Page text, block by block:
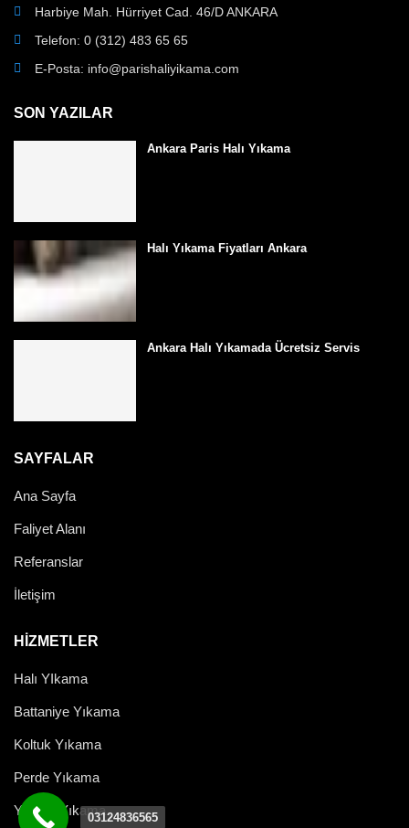
Harbiye Mah. Hürriyet Cad. 46/D ANKARA
Telefon: 0 (312) 483 65 65
E-Posta: info@parishaliyikama.com
SON YAZILAR
Ankara Paris Halı Yıkama
Halı Yıkama Fiyatları Ankara
Ankara Halı Yıkamada Ücretsiz Servis
SAYFALAR
Ana Sayfa
Faliyet Alanı
Referanslar
İletişim
HİZMETLER
Halı YIkama
Battaniye Yıkama
Koltuk Yıkama
Perde Yıkama
Yorgan Yıkama03124836565